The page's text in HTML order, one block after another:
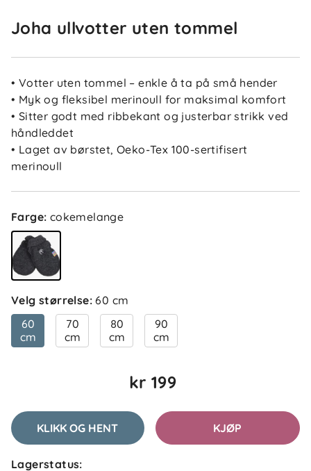
Joha ullvotter uten tommel
• Votter uten tommel – enkle å ta på små hender
• Myk og fleksibel merinoull for maksimal komfort
• Sitter godt med ribbekant og justerbar strikk ved
håndleddet
• Laget av børstet, Oeko-Tex 100-sertifisert
merinoull
Farge: cokemelange
Velg størrelse:60 cm
60
cm
70
cm
80
cm
90
cm
kr 199
KLIKK OG HENT KJØP
Lagerstatus: